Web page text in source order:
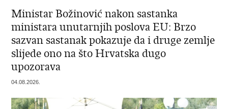
Ministar Božinović nakon sastanka
ministara unutarnjih poslova EU: Brzo
sazvan sastanak pokazuje da i druge zemlje
slijede ono na što Hrvatska dugo
upozorava
04.08.2026.